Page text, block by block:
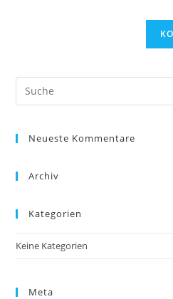
Neueste Kommentare
Archiv
Kategorien
Keine Kategorien
Meta